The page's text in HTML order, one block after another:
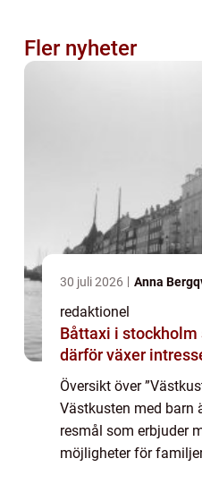
Fler nyheter
30 juli 2026 Anna
redaktionel
Båttaxi i stockholm så fungerar det och
därför växer
Översikt över
Västkusten med barn
resmål som erbjuder
möjligheter för